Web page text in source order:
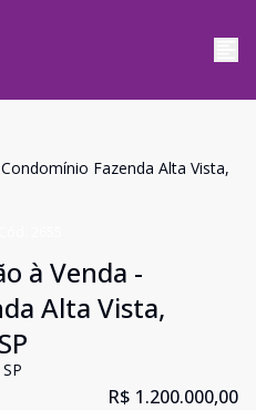
Fazenda Alta Vista,
à Venda -
Alta Vista,
R$ 1.200.000,00